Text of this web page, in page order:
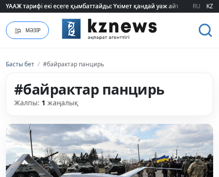
ҮААЖ тарифі екі есеге қымбаттайды: Үкімет қандай уәж айтады?
ҮААЖ тарифі екі есеге қымбаттайды: Үкімет қандай уәж айтады? RU KZ
МӘЗІР
Басты бет / #байрактар панцирь
#байрактар панцирь
Жалпы: 1 жаңалық